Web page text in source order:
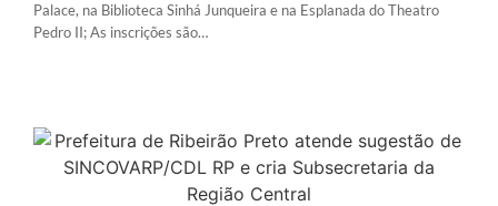
Palace, na Biblioteca Sinhá Junqueira e na Esplanada do Theatro
Pedro II; As inscrições são…